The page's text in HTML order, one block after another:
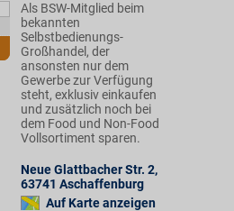
Als BSW-Mitglied beim
bekannten
Selbstbedienungs-
Großhandel, der
ansonsten nur dem
Gewerbe zur Verfügung
steht, exklusiv einkaufen
und zusätzlich noch bei
dem Food und Non-Food
Vollsortiment sparen.
Neue Glattbacher Str. 2,
63741 Aschaffenburg
Auf Karte anzeigen